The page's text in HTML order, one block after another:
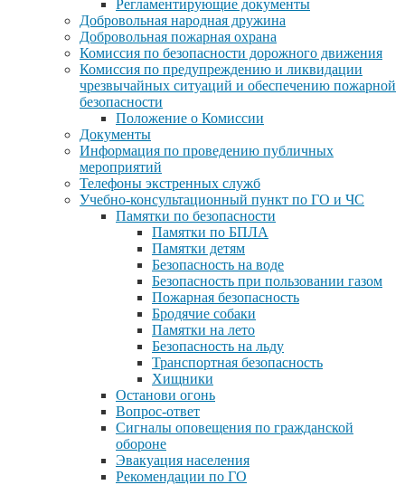
Регламентирующие документы
Добровольная народная дружина
Добровольная пожарная охрана
Комиссия по безопасности дорожного движения
Комиссия по предупреждению и ликвидации
чрезвычайных ситуаций и обеспечению пожарной
безопасности
Положение о Комиссии
Документы
Информация по проведению публичных
мероприятий
Телефоны экстренных служб
Учебно-консультационный пункт по ГО и ЧС
Памятки по безопасности
Памятки по БПЛА
Памятки детям
Безопасность на воде
Безопасность при пользовании газом
Пожарная безопасность
Бродячие собаки
Памятки на лето
Безопасность на льду
Транспортная безопасность
Хищники
Останови огонь
Вопрос-ответ
Сигналы оповещения по гражданской
обороне
Эвакуация населения
Рекомендации по ГО